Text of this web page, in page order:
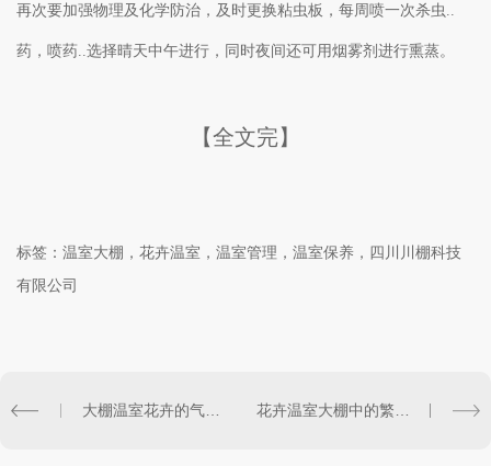
再次要加强物理及化学防治，及时更换粘虫板，每周喷一次杀虫..
药，喷药..选择晴天中午进行，同时夜间还可用烟雾剂进行熏蒸。
【全文完】
标签：温室大棚，花卉温室，温室管理，温室保养，四川川棚科技
有限公司